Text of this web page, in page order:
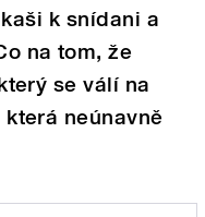
k snídani a
na tom, že
se válí na
neúnavně